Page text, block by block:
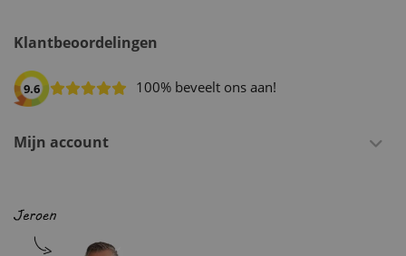
Klantbeoordelingen
9.6 100% beveelt ons aan!
Mijn account